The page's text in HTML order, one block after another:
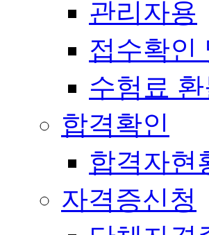
관리자용
접수확인
수험료 환
합격확인
합격자현
자격증신청